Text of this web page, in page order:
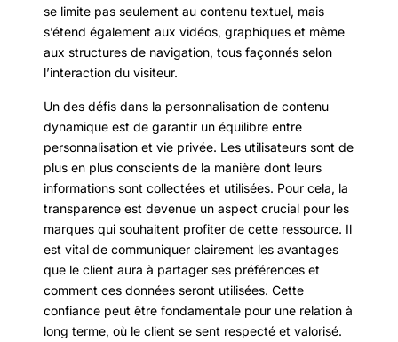
se limite pas seulement au contenu textuel, mais
s’étend également aux vidéos, graphiques et même
aux structures de navigation, tous façonnés selon
l’interaction du visiteur.
Un des défis dans la personnalisation de contenu
dynamique est de garantir un équilibre entre
personnalisation et vie privée. Les utilisateurs sont de
plus en plus conscients de la manière dont leurs
informations sont collectées et utilisées. Pour cela, la
transparence est devenue un aspect crucial pour les
marques qui souhaitent profiter de cette ressource. Il
est vital de communiquer clairement les avantages
que le client aura à partager ses préférences et
comment ces données seront utilisées. Cette
confiance peut être fondamentale pour une relation à
long terme, où le client se sent respecté et valorisé.